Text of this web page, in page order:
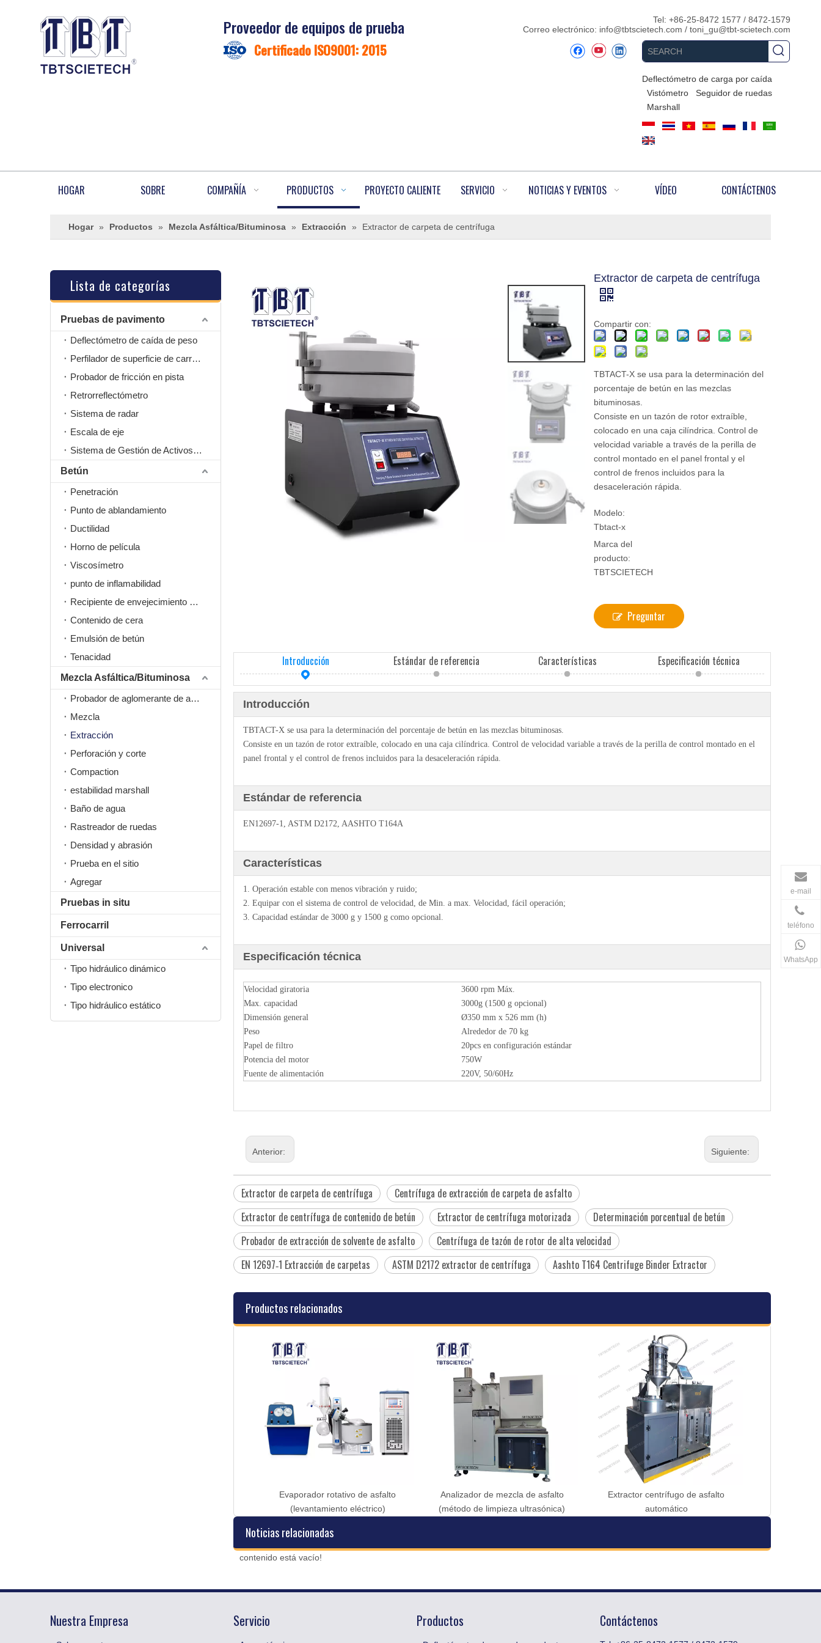
Proveedor de equipos de prueba
Certificado ISO9001: 2015
Tel: +86-25-8472 1577 / 8472-1579
Correo electrónico: info@tbtscietech.com / toni_gu@tbt-scietech.com
Deflectómetro de carga por caída
Vistómetro
Seguidor de ruedas
Marshall
HOGAR SOBRE COMPAÑÍA PRODUCTOS PROYECTO CALIENTE SERVICIO NOTICIAS Y EVENTOS VÍDEO CONTÁCTENOS
Hogar » Productos » Mezcla Asfáltica/Bituminosa » Extracción » Extractor de carpeta de centrífuga
Lista de categorías
Pruebas de pavimento
Deflectómetro de caída de peso
Perfilador de superficie de carretera
Probador de fricción en pista
Retrorreflectómetro
Sistema de radar
Escala de eje
Sistema de Gestión de Activos Viales
Betún
Penetración
Punto de ablandamiento
Ductilidad
Horno de película
Viscosímetro
punto de inflamabilidad
Recipiente de envejecimiento a presión PAV
Contenido de cera
Emulsión de betún
Tenacidad
Mezcla Asfáltica/Bituminosa
Probador de aglomerante de asfalto
Mezcla
Extracción
Perforación y corte
Compaction
estabilidad marshall
Baño de agua
Rastreador de ruedas
Densidad y abrasión
Prueba en el sitio
Agregar
Pruebas in situ
Ferrocarril
Universal
Tipo hidráulico dinámico
Tipo electronico
Tipo hidráulico estático
Extractor de carpeta de centrífuga
Compartir con:
TBTACT-X se usa para la determinación del
porcentaje de betún en las mezclas
bituminosas.
Consiste en un tazón de rotor extraíble,
colocado en una caja cilíndrica. Control de
velocidad variable a través de la perilla de
control montado en el panel frontal y el
control de frenos incluidos para la
desaceleración rápida.
Modelo:
Tbtact-x
Marca del
producto:
TBTSCIETECH
Preguntar
Introducción Estándar de referencia Características Especificación técnica
Introducción
TBTACT-X se usa para la determinación del porcentaje de betún en las mezclas bituminosas.
Consiste en un tazón de rotor extraíble, colocado en una caja cilíndrica. Control de velocidad variable a través de la perilla de control montado en el
panel frontal y el control de frenos incluidos para la desaceleración rápida.
Estándar de referencia
EN12697-1, ASTM D2172, AASHTO T164A
Características
1. Operación estable con menos vibración y ruido;
2. Equipar con el sistema de control de velocidad, de Min. a max. Velocidad, fácil operación;
3. Capacidad estándar de 3000 g y 1500 g como opcional.
Especificación técnica
Velocidad giratoria
3600 rpm Máx.
Max. capacidad
3000g (1500 g opcional)
Dimensión general
Ø350 mm x 526 mm (h)
Peso
Alrededor de 70 kg
Papel de filtro
20pcs en configuración estándar
Potencia del motor
750W
Fuente de alimentación
220V, 50/60Hz
Anterior: Siguiente:
Extractor de carpeta de centrífuga
Centrífuga de extracción de carpeta de asfalto
Extractor de centrífuga de contenido de betún
Extractor de centrífuga motorizada
Determinación porcentual de betún
Probador de extracción de solvente de asfalto
Centrífuga de tazón de rotor de alta velocidad
EN 12697‑1 Extracción de carpetas
ASTM D2172 extractor de centrífuga Aashto T164 Centrifuge Binder Extractor
Productos relacionados
Evaporador rotativo de asfalto
(levantamiento eléctrico)
Analizador de mezcla de asfalto
(método de limpieza ultrasónica)
Extractor centrífugo de asfalto
automático
Noticias relacionadas
contenido está vacío!
Nuestra Empresa Servicio Productos Contáctenos
e-mail
teléfono
WhatsApp